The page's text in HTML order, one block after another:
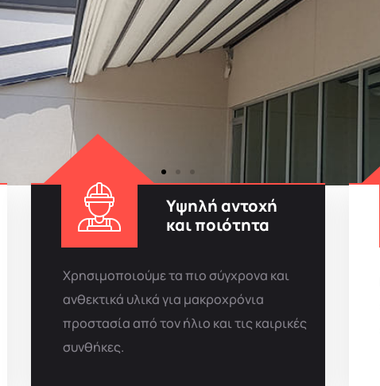
Υψηλή αντοχή
και ποιότητα
Χρησιμοποιούμε τα πιο σύγχρονα και
ανθεκτικά υλικά για μακροχρόνια
προστασία από τον ήλιο και τις καιρικές
συνθήκες.